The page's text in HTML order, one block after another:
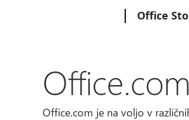
Office
Office.com je na voljo v